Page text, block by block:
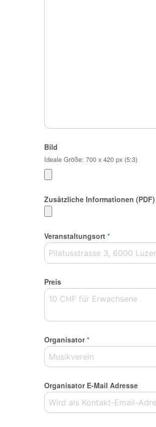
Bild
Ideale Größe: 700 x 420 px (5:3)
Zusätzliche Informationen (PDF)
Veranstaltungsort *
Preis
Organisator *
Organisator E-Mail Adresse